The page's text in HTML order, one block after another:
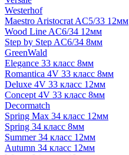
Westerhof
Maestro Aristocrat AC5/33 12мм
Wood Line AC6/34 12мм
Step by Step AC6/34 8мм
GreenWald
Elegance 33 класс 8мм
Romantica 4V 33 класс 8мм
Deluxe 4V 33 класс 12мм
Concept 4V 33 класс 8мм
Decormatch
Spring Max 34 класс 12мм
Spring 34 класс 8мм
Summer 34 класс 12мм
Autumn 34 класс 12мм